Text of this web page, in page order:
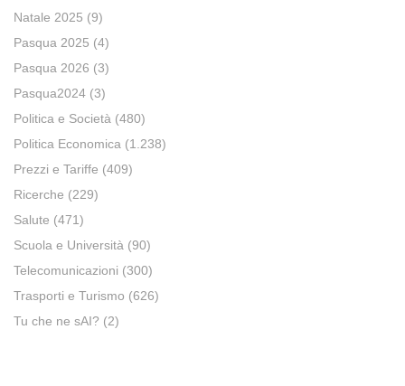
Natale 2025 (9)
Pasqua 2025 (4)
Pasqua 2026 (3)
Pasqua2024 (3)
Politica e Società (480)
Politica Economica (1.238)
Prezzi e Tariffe (409)
Ricerche (229)
Salute (471)
Scuola e Università (90)
Telecomunicazioni (300)
Trasporti e Turismo (626)
Tu che ne sAI? (2)